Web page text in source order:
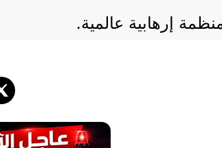
إرهابية عالمية.